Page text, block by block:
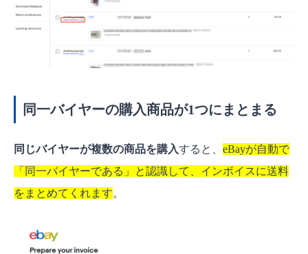
同一バイヤーの購入商品が1つにまとまる
同じバイヤーが複数の商品を購入すると、 eBayが自動で
「同一バイヤーである」と認識して、インボイスに送料
をまとめてくれます。